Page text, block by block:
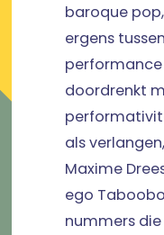
baroque
ergens
performance
doordrenkt
als
Maxime
ego
nummers